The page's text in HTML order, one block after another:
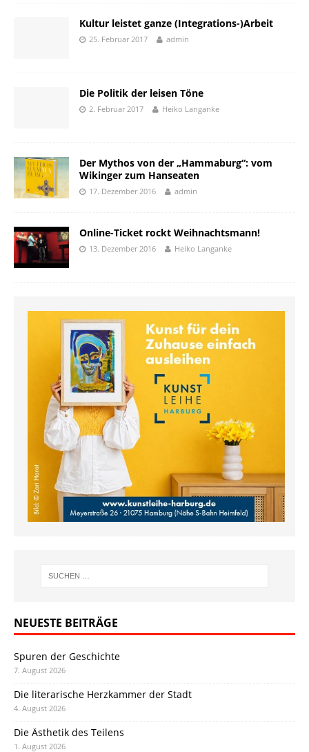
Kultur leistet ganze (Integrations-)Arbeit
25. Februar 2017 admin
Die Politik der leisen Töne
2. Februar 2017 Heiko Langanke
Der Mythos von der „Hammaburg“: vom
Wikinger zum Hanseaten
17. Dezember 2016 admin
Online-Ticket rockt Weihnachtsmann!
13. Dezember 2016 Heiko Langanke
NEUESTE BEITRÄGE
Spuren der Geschichte
7. August 2026
Die literarische Herzkammer der Stadt
4. August 2026
Die Ästhetik des Teilens
1. August 2026